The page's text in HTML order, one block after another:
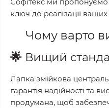
ключ до реалізації
Чому варто
🌟 Вищий
Лапка змійкова
гарантія надійності та
продумана, щоб